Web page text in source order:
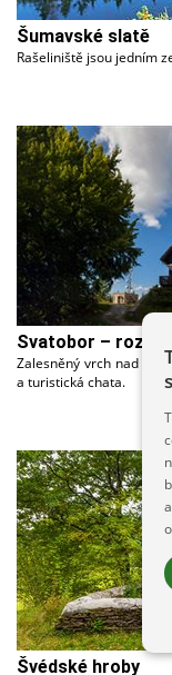
Šumavské slatě
Rašeliniště jsou jedním
Svatobor –
Zalesněný vrch nad
a turistická chata.
Švédské hroby